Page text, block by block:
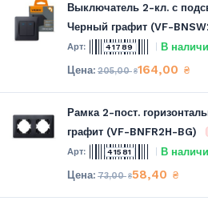
Выключатель 2-кл. с
Черный графит (VF-
41789 В
205,00₴164,00 ₴
Рамка 2-пост.
графит (VF-BNFR2H-BG)
41581 В
73,00₴58,40 ₴